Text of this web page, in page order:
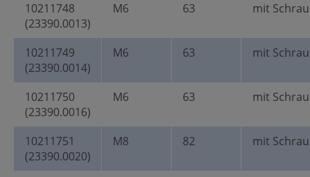
10211748
(23390.0013)
M6 63 mit
10211749
(23390.0014)
M6 63 mit
10211750
(23390.0016)
M6 63 mit
10211751
(23390.0020)
M8 82 mit